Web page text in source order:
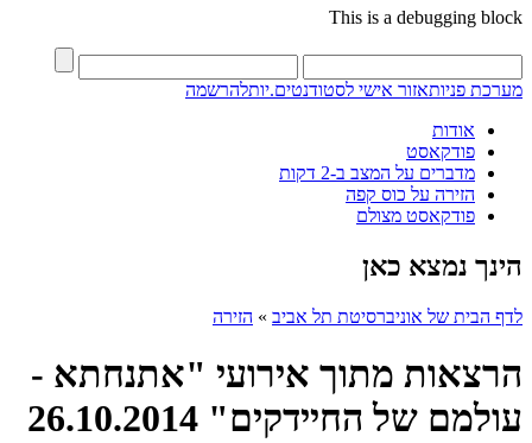
This is a debugging block
מערכת פניותאזור אישי לסטודנטים.יותלהרשמה
אודות
פודקאסט
מדברים על המצב ב-2 דקות
הזירה על כוס קפה
פודקאסט מצולם
הינך נמצא כאן
לדף הבית של אוניברסיטת תל אביב » הזירה
הרצאות מתוך אירועי "אתנחתא -
עולמם של החיידקים" 26.10.2014